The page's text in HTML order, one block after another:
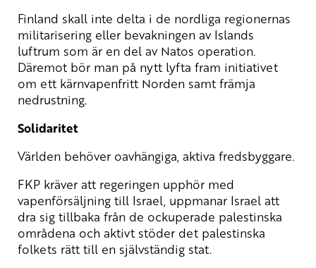
Finland skall inte delta i de nordliga regionernas
militarisering eller bevakningen av Islands
luftrum som är en del av Natos operation.
Däremot bör man på nytt lyfta fram initiativet
om ett kärnvapenfritt Norden samt främja
nedrustning.
Solidaritet
Världen behöver oavhängiga, aktiva fredsbyggare.
FKP kräver att regeringen upphör med
vapenförsäljning till Israel, uppmanar Israel att
dra sig tillbaka från de ockuperade palestinska
områdena och aktivt stöder det palestinska
folkets rätt till en självständig stat.